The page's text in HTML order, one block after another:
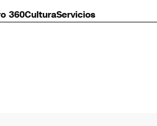
360CulturaServicios